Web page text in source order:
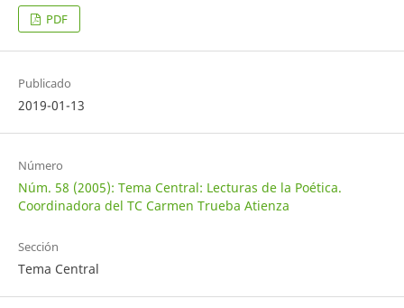
PDF
Publicado
2019-01-13
Número
Núm. 58 (2005): Tema Central: Lecturas de la Poética.
Coordinadora del TC Carmen Trueba Atienza
Sección
Tema Central